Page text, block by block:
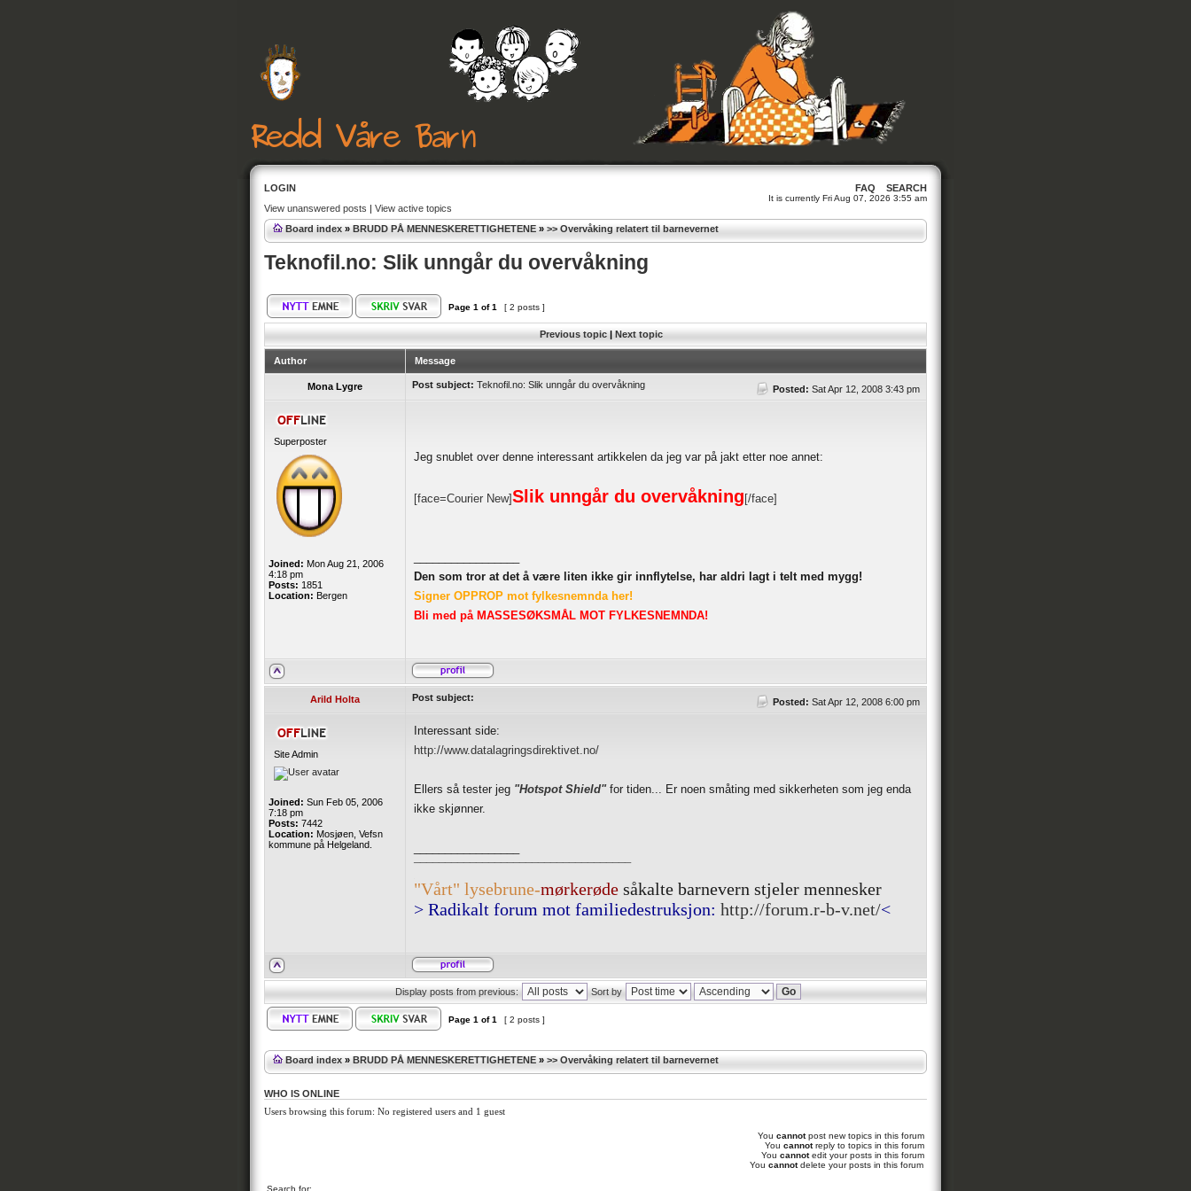
LOGIN FAQ SEARCH
It is currently Fri Aug 07, 2026 3:55 am
View unanswered posts | View active topics
Board index » BRUDD PÅ MENNESKERETTIGHETENE » >> Overvåking relatert til barnevernet
Teknofil.no: Slik unngår du overvåkning
Page 1 of1 [ 2 posts ]
Previous topic|Next topic
Author Message
Mona Lygre Post subject: Teknofil.no: Slik unngår du overvåkning Posted: Sat Apr 12, 2008 3:43 pm
Superposter
Joined: Mon Aug 21, 2006
4:18 pm
Posts: 1851
Location: Bergen
Jeg snublet over denne interessant artikkelen da jeg var på jakt etter noe annet:
[face=Courier New]Slik unngår du overvåkning [/face]
Den som tror at det å være liten ikke gir innflytelse, har aldri lagt i telt med mygg!
Signer OPPROP mot fylkesnemnda her!
Bli med på MASSESØKSMÅL MOT FYLKESNEMNDA!
Arild Holta Post subject: Posted: Sat Apr 12, 2008 6:00 pm
Site Admin
Joined: Sun Feb 05, 2006
7:18 pm
Posts: 7442
Location: Mosjøen, Vefsn
kommune på Helgeland.
Interessant side:
http://www.datalagringsdirektivet.no/
Ellers så tester jeg "Hotspot Shield"for tiden... Er noen småting med sikkerheten som jeg enda
ikke skjønner.
¯¯¯¯¯¯¯¯¯¯¯¯¯¯¯¯¯¯¯¯¯¯¯¯¯¯¯¯¯¯¯¯¯¯¯
"Vårt" lysebrune-mørkerøde såkalte barnevern stjeler mennesker
> Radikalt forum mot familiedestruksjon: http://forum.r-b-v.net/<
Display posts from previous: Sort by
Page 1 of1 [ 2 posts ]
Board index » BRUDD PÅ MENNESKERETTIGHETENE » >> Overvåking relatert til barnevernet
WHO IS ONLINE
Users browsing this forum: No registered users and 1 guest
You cannotpost new topics in this forum
You cannotreply to topics in this forum
You cannotedit your posts in this forum
You cannotdelete your posts in this forum
Search for: